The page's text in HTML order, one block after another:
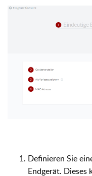
Definieren Sie
Endgerät. Dieses